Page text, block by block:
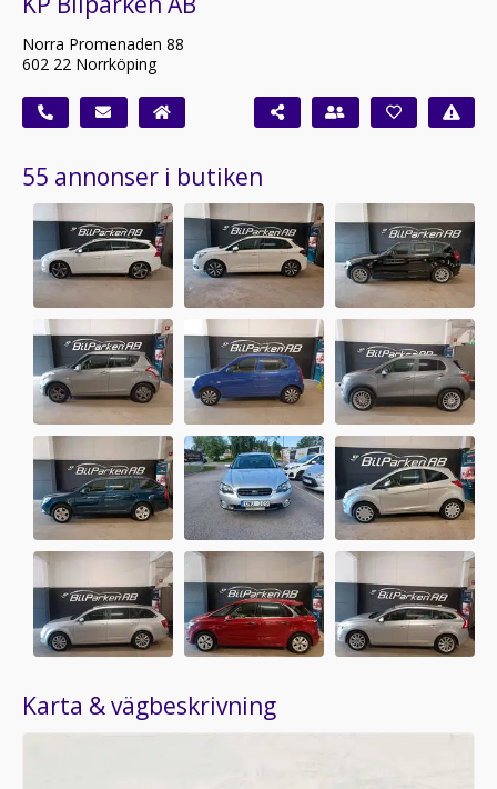
Norra Promenaden 88
602 22 Norrköping
55 annonser i butiken
Karta & vägbeskrivning